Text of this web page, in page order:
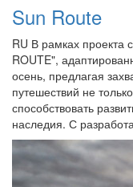
Sun Route
RU В рамках проекта
ROUTE",
осень, предлагая
путешествий не
способствовать
наследия. С